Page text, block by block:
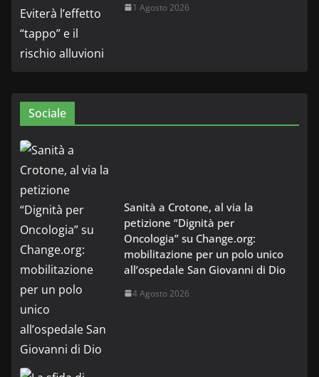
1 Agosto 2026
Sociale
Sanità a Crotone, al via la
petizione “Dignità per
Oncologia” su Change.org:
mobilitazione per un polo unico
all’ospedale San Giovanni di Dio
4 Agosto 2026